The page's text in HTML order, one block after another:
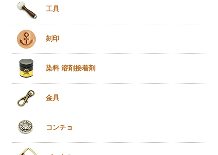
工具
刻印
染料 溶剤接着剤
金具
コンチョ